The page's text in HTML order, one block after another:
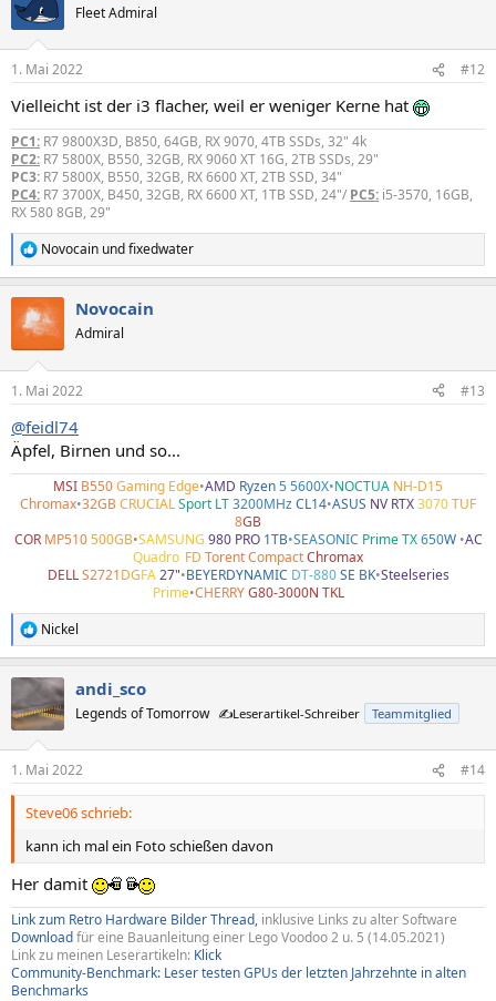
Fleet Admiral
1. Mai 2022 #12
Vielleicht ist der i3 flacher, weil er weniger Kerne hat
PC1: R7 9800X3D, B850, 64GB, RX 9070, 4TB SSDs, 32" 4k
PC2: R7 5800X, B550, 32GB, RX 9060 XT 16G, 2TB SSDs, 29"
PC3: R7 5800X, B550, 32GB, RX 6600 XT, 2TB SSD, 34"
PC4: R7 3700X, B450, 32GB, RX 6600 XT, 1TB SSD, 24"/ PC5: i5-3570, 16GB,
RX 580 8GB, 29"
R
e
k
t
i
e
:
Novocain undfixedwater
Novocain
Admiral
1. Mai 2022 #13
@feidl74
Äpfel, Birnen und so...
MSI B550Gaming Edge•AMD Ryzen5 5600X•NOCTUA NH-D15
Chromax•32GBCRUCIALSport LT3200MHzCL14•ASUS NV RTX3070TUF
8GB
COR MP510 500GB•SAMSUNG 980 PRO 1TB•SEASONIC Prime TX 650W•AC
Quadro FD Torent CompactChromax
DELL S2721DGFA 27"•BEYERDYNAMIC DT-880SE BK•Steelseries
Prime•CHERRY G80-3000N TKL
R
e
t
i
e
n
Nickel
andi_sco
Legends of Tomorrow ✍️Leserartikel-Schreiber Teammitglied
1. Mai 2022 #14
Steve06 schrieb:
kann ich mal ein Foto schießen davon
Her damit
Link zum Retro Hardware Bilder Thread, inklusive Links zu alter Software
Downloadfür eine Bauanleitung einer Lego Voodoo 2 u. 5 (14.05.2021)
Link zu meinen Leserartikeln: Klick
Community-Benchmark: Leser testen GPUs der letzten Jahrzehnte in alten
Benchmarks